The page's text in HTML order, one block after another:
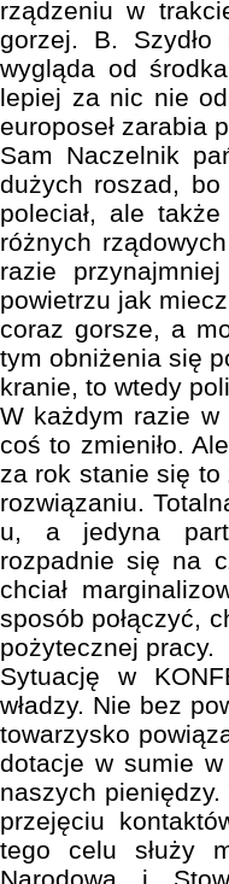
rządzeniu w
gorzej. B.
wygląda od
lepiej za nic nie
europoseł zarabia
Sam Naczelnik
dużych roszad,
poleciał, ale
różnych
razie
powietrzu jak
coraz gorsze, a
tym obniżenia się
kranie, to wtedy
W każdym razie
coś to zmieniło.
za rok stanie się to
rozwiązaniu.
u, a jedyna
rozpadnie się na
chciał
sposób połączyć,
pożytecznej pracy.
Sytuację w
władzy. Nie bez
towarzysko
dotacje w sumie
naszych
przejęciu
tego celu służy